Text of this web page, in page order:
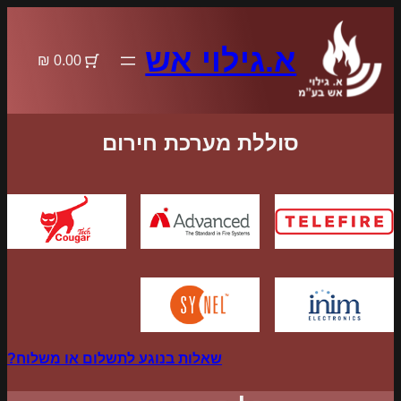
א.גילוי אש 0.00 ₪
סוללת מערכת חירום
שאלות בנוגע לתשלום או משלוח?